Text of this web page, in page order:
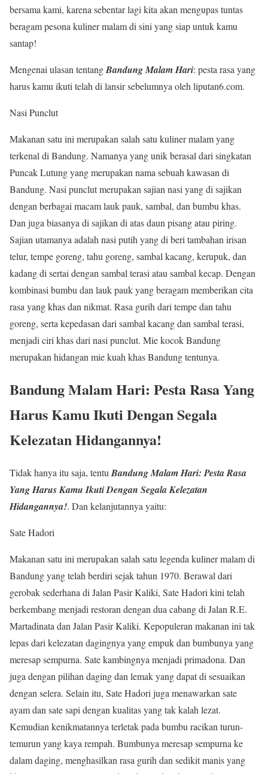
bersama kami, karena sebentar lagi kita akan mengupas tuntas
beragam pesona kuliner malam di sini yang siap untuk kamu
santap!
Mengenai ulasan tentangBandung Malam Hari: pesta rasa yang
harus kamu ikuti telah di lansir sebelumnya oleh liputan6.com.
Nasi Punclut
Makanan satu ini merupakan salah satu kuliner malam yang
terkenal di Bandung. Namanya yang unik berasal dari singkatan
Puncak Lutung yang merupakan nama sebuah kawasan di
Bandung. Nasi punclut merupakan sajian nasi yang di sajikan
dengan berbagai macam lauk pauk, sambal, dan bumbu khas.
Dan juga biasanya di sajikan di atas daun pisang atau piring.
Sajian utamanya adalah nasi putih yang di beri tambahan irisan
telur, tempe goreng, tahu goreng, sambal kacang, kerupuk, dan
kadang di sertai dengan sambal terasi atau sambal kecap. Dengan
kombinasi bumbu dan lauk pauk yang beragam memberikan cita
rasa yang khas dan nikmat. Rasa gurih dari tempe dan tahu
goreng, serta kepedasan dari sambal kacang dan sambal terasi,
menjadi ciri khas dari nasi punclut. Mie kocok Bandung
merupakan hidangan mie kuah khas Bandung tentunya.
Bandung Malam Hari: Pesta Rasa Yang
Harus Kamu Ikuti Dengan Segala
Kelezatan Hidangannya!
Tidak hanya itu saja, tentuBandung Malam Hari: Pesta Rasa
Yang Harus Kamu Ikuti Dengan Segala Kelezatan
Hidangannya!. Dan kelanjutannya yaitu:
Sate Hadori
Makanan satu ini merupakan salah satu legenda kuliner malam di
Bandung yang telah berdiri sejak tahun 1970. Berawal dari
gerobak sederhana di Jalan Pasir Kaliki, Sate Hadori kini telah
berkembang menjadi restoran dengan dua cabang di Jalan R.E.
Martadinata dan Jalan Pasir Kaliki. Kepopuleran makanan ini tak
lepas dari kelezatan dagingnya yang empuk dan bumbunya yang
meresap sempurna. Sate kambingnya menjadi primadona. Dan
juga dengan pilihan daging dan lemak yang dapat di sesuaikan
dengan selera. Selain itu, Sate Hadori juga menawarkan sate
ayam dan sate sapi dengan kualitas yang tak kalah lezat.
Kemudian kenikmatannya terletak pada bumbu racikan turun-
temurun yang kaya rempah. Bumbunya meresap sempurna ke
dalam daging, menghasilkan rasa gurih dan sedikit manis yang